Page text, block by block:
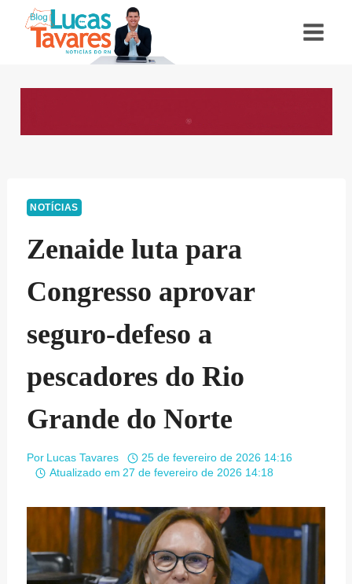
NOTÍCIAS
Zenaide luta para
Congresso aprovar
seguro-defeso a
pescadores do Rio
Grande do Norte
Por Lucas Tavares
25 de fevereiro de 2026 14:16
Atualizado em 27 de fevereiro de 2026 14:18